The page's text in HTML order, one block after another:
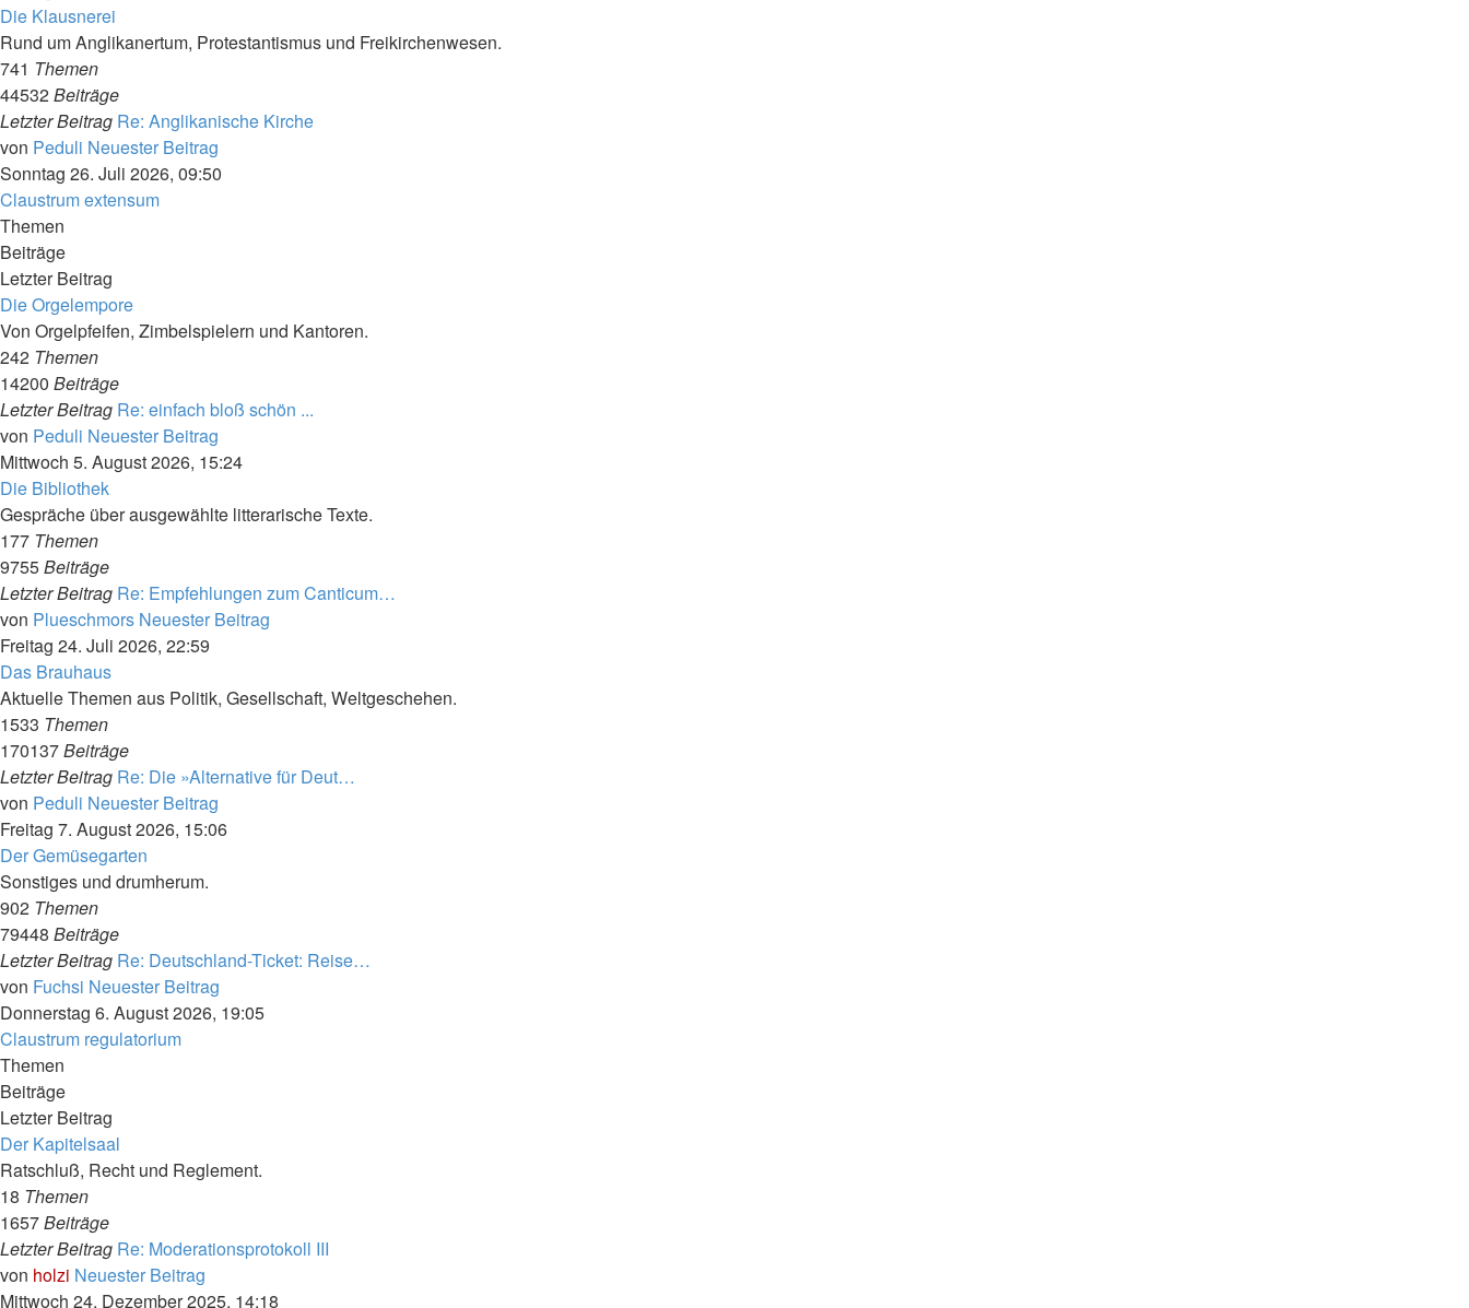
Die Klausnerei
Rund um Anglikanertum, Protestantismus und Freikirchenwesen.
741 Themen
44532Beiträge
Letzter Beitrag Re: Anglikanische Kirche
von Peduli Neuester Beitrag
Sonntag 26. Juli 2026, 09:50
Claustrum extensum
Themen
Beiträge
Letzter Beitrag
Die Orgelempore
Von Orgelpfeifen, Zimbelspielern und Kantoren.
242 Themen
14200 Beiträge
Letzter Beitrag Re: einfach bloß schön ...
von Peduli Neuester Beitrag
Mittwoch 5. August 2026, 15:24
Die Bibliothek
Gespräche über ausgewählte litterarische Texte.
177 Themen
9755Beiträge
Letzter Beitrag Re: Empfehlungen zum Canticum…
von Plueschmors Neuester Beitrag
Freitag 24. Juli 2026, 22:59
Das Brauhaus
Aktuelle Themen aus Politik, Gesellschaft, Weltgeschehen.
1533 Themen
170137Beiträge
Letzter Beitrag Re: Die »Alternative für Deut…
von Peduli Neuester Beitrag
Freitag 7. August 2026, 15:06
Der Gemüsegarten
Sonstiges und drumherum.
902 Themen
79448 Beiträge
Letzter Beitrag Re: Deutschland-Ticket: Reise…
von Fuchsi Neuester Beitrag
Donnerstag 6. August 2026, 19:05
Claustrum regulatorium
Themen
Beiträge
Letzter Beitrag
Der Kapitelsaal
Ratschluß, Recht und Reglement.
18 Themen
1657Beiträge
Letzter Beitrag Re: Moderationsprotokoll III
von holzi Neuester Beitrag
Mittwoch 24. Dezember 2025, 14:18